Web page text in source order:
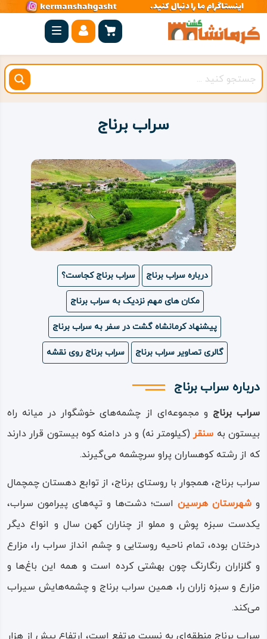
صفحه
اصلی
کرمانشاه
شهرستان
روستاهای
اقامتگاه
سراب برناج
درباره سراب برناج سراب برناج کجاست؟
مکان های مهم نزدیک به سراب برناج
پیشنهاد کرمانشاه گشت در سفر به سراب برناج
گالری تصاویر سراب برناج سراب برناج روی نقشه
درباره سراب برناج
سراب برناج و مجموعه‌ای از چشمه‌های خوشگوار در میانه راه
بیستون به سنقر(کیلومتر نه) و در دامنه کوه بیستون قرار دارند
که از رشته کوهساران پراو سرچشمه می‌گیرند.
سراب برناج، همجوار با روستای برناج، از توابع دهستان چمچمال
و شهرستان هرسین‌ است؛ دشت‌ها و تپه‌های پیرامون سراب،
یکدست سبزه پوش و مملو از چناران کهن سال و انواع دیگر
درختان بوده، تمام ناحیه روستایی و چشم انداز سراب را، مزارع
و گلزاران رنگارنگ چون بهشتی کرده است و همه این باغ‌ها و
مزارع و سبزه زاران را، همین سراب برناج و چشمه‌هایش سیراب
می‌کند.
سراب برناج منطقه‌ای به نسبت مرتفع است، ارتفاع بیش از هزار